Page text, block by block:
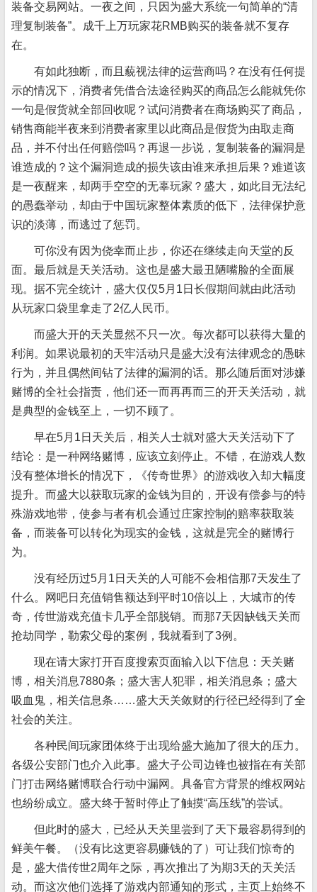
装备交易网站。一夜之间，只因为盛大系统一句简单的“清
理复制装备”。成千上万玩家花RMB购买的装备就不复存
在。
有如此独断，而且藐视法律的运营商吗？在没有任何提
示的情况下，消费者凭借合法途径购买的商品怎么能就凭你
一句是假货就全部回收呢？试问消费者在商场购买了商品，
销售商能半夜来到消费者家里以此商品是假货为由取走商
品，并不付出任何赔偿吗？再退一步说，复制装备的漏洞是
谁造成的？这个漏洞造成的损失该由谁来承担后果？难道该
是一夜醒来，却两手空空的无辜玩家？盛大，如此目无法纪
的愚蠢举动，却由于中国玩家整体素质的低下，法律保护意
识的淡薄，而逃过了惩罚。
可你没有因为侥幸而止步，你还在继续走向天堂的反
面。最后就是天关活动。这也是盛大最丑陋嘴脸的全面展
现。据不完全统计，盛大仅仅5月1日长假期间就由此活动
从玩家口袋里拿走了2亿人民币。
而盛大开的天关显然不只一次。每次都可以获得大量的
利润。如果说最初的天牢活动只是盛大没有法律观念的愚昧
行为，并且偶然间钻了法律的漏洞的话。那么随后面对涉嫌
赌博的全社会指责，他们还一而再再而三的开天关活动，就
是典型的金钱至上，一切不顾了。
早在5月1日天关后，相关人士就对盛大天关活动下了
结论：是一种网络赌博，应该立刻停止。不错，在游戏人数
没有整体增长的情况下，《传奇世界》的游戏收入却大幅度
提升。而盛大以获取玩家的金钱为目的，开设有偿参与的特
殊游戏地带，使参与者有机会通过庄家控制的赔率获取装
备，而装备可以转化为现实的金钱，这就是完全的赌博行
为。
没有经历过5月1日天关的人可能不会相信那7天发生了
什么。网吧日充值销售额达到平时10倍以上，大城市的传
奇，传世游戏充值卡几乎全部脱销。而那7天因缺钱天关而
抢劫同学，勒索父母的案例，我就看到了3例。
现在请大家打开百度搜索页面输入以下信息：天关赌
博，相关消息7880条；盛大害人犯罪，相关消息条；盛大
吸血鬼，相关信息条……盛大天关敛财的行径已经得到了全
社会的关注。
各种民间玩家团体终于出现给盛大施加了很大的压力。
各级公安部门也介入此事。盛大子公司边锋也被指在有关部
门打击网络赌博联合行动中漏网。具备官方背景的维权网站
也纷纷成立。盛大终于暂时停止了触摸“高压线”的尝试。
但此时的盛大，已经从天关里尝到了天下最容易得到的
鲜美午餐。（没有比这更容易赚钱的了）可让我们惊奇的
是，盛大借传世2周年之际，再次推出了为期3天的天关活
动。而这次他们选择了游戏内部通知的形式，主页上始终不